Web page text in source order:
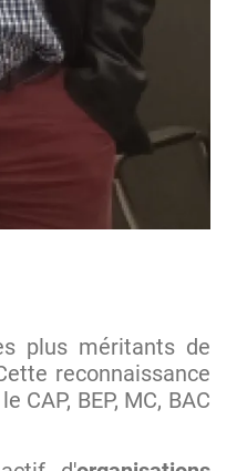
plus méritants de
reconnaissance
BEP, MC, BAC